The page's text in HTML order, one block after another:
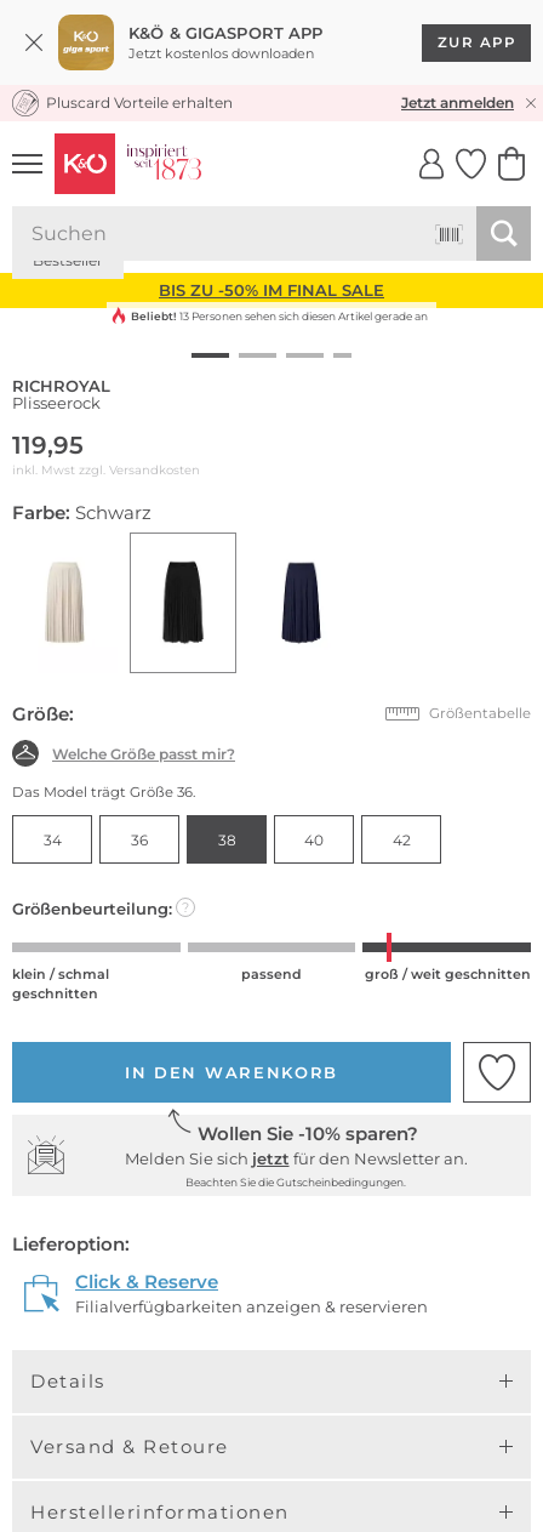
K&Ö & GIGASPORT APP
Jetzt kostenlos downloaden
ZUR APP
KOSTENLOSER VERSAND* & RÜCKVERSAND
Pluscard Vorteile erhalten Jetzt anmelden
UNSERE APP
CLICK &
BIS ZU -50% IM FINAL SALE
Bestseller
Beliebt! 13 Personen sehen sich diesen Artikel gerade an
RICHROYAL
Plisseerock
119,95
inkl. Mwst zzgl. Versandkosten
Farbe: Schwarz
Größe: Größentabelle
Welche Größe passt mir?
Das Model trägt Größe 36.
34 36 38 40 42
Größenbeurteilung: ?
klein / schmal
geschnitten
passend groß / weit geschnitten
IN DEN WARENKORB
Wollen Sie -10% sparen?
Melden Sie sich jetzt für den Newsletter an.
Beachten Sie die Gutscheinbedingungen.
Lieferoption:
Click & Reserve
Filialverfügbarkeiten anzeigen & reservieren
Details
Versand & Retoure
Herstellerinformationen